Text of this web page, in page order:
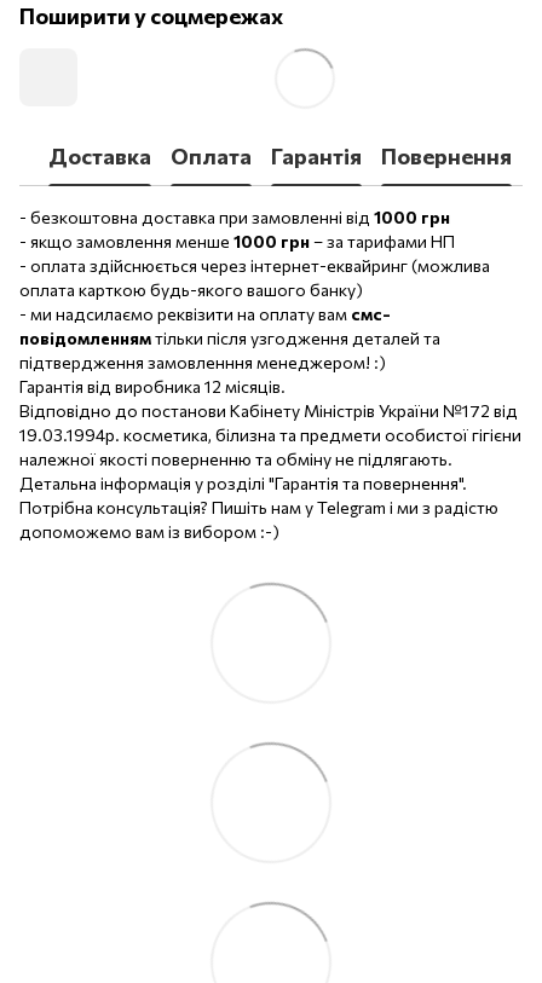
Поширити у соцмережах
Доставка Оплата Гарантія Повернення
- безкоштовна доставка при замовленні від 1000 грн
- якщо замовлення менше 1000 грн– за тарифами НП
- оплата здійснюється через інтернет-еквайринг (можлива
оплата карткою будь-якого вашого банку)
- ми надсилаємо реквізити на оплату вам смс-
повідомленнямтільки після узгодження деталей та
підтвердження замовленння менеджером! :)
Гарантія від виробника 12 місяців.
Відповідно до постанови Кабінету Міністрів України №172 від
19.03.1994р. косметика, білизна та предмети особистої гігієни
належної якості поверненню та обміну не підлягають.
Детальна інформація у розділі "Гарантія та повернення".
Потрібна консультація? Пишіть нам у Telegram і ми з радістю
допоможемо вам із вибором :-)